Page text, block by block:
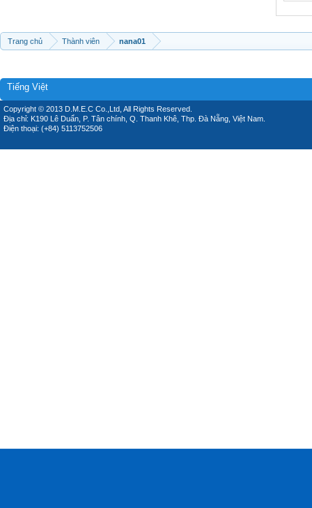
Trang chủ Thành viên nana01
Tiếng Việt
Copyright © 2013 D.M.E.C Co.,Ltd, All Rights Reserved.
Địa chỉ: K190 Lê Duẩn, P. Tân chính, Q. Thanh Khê, Thp. Đà Nẵng, Việt Nam.
Điện thoại: (+84) 5113752506